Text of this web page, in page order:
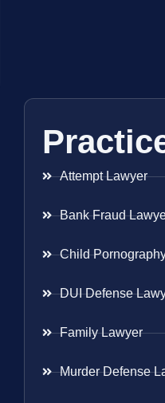
Attempt Lawyer
Bank Fraud
Child
DUI Defense
Family Lawyer
Murder Defense